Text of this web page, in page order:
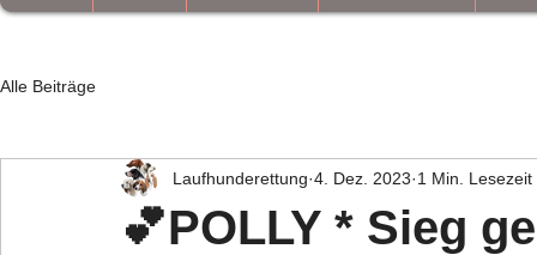
Alle Beiträge
💕POLLY * Sieg
Laufhunderettung 4. Dez. 2023 1 Min. Lesezeit